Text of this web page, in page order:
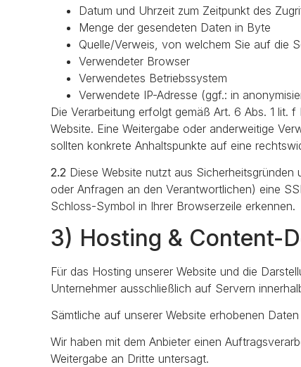
Datum und Uhrzeit zum Zeitpunkt des
Menge der gesendeten Daten in Byte
Quelle/Verweis, von welchem Sie auf die
Verwendeter Browser
Verwendetes Betriebssystem
Verwendete IP-Adresse (ggf.: in
Die Verarbeitung erfolgt gemäß Art. 6 Abs. 1 lit.
Website. Eine Weitergabe oder anderweitige
sollten konkrete Anhaltspunkte auf eine
2.2 Diese Website nutzt aus
oder Anfragen an den Verantwortlichen) eine
Schloss-Symbol in Ihrer Browserzeile erkennen.
3) Hosting & Content-
Für das Hosting unserer Website und die
Unternehmer ausschließlich auf Servern
Sämtliche auf unserer Website erhobenen
Wir haben mit dem Anbieter einen
Weitergabe an Dritte untersagt.